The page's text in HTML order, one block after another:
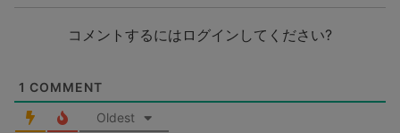
コメントするにはログインしてください?
1 COMMENT
Oldest